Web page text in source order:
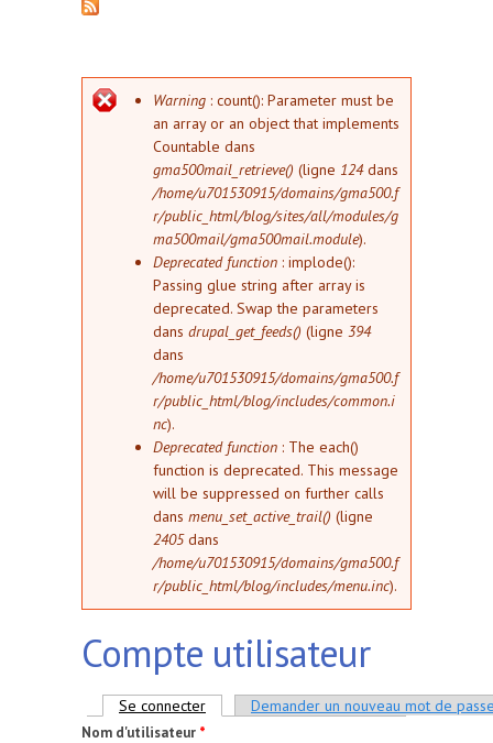
Message d'erreur
Warning : count(): Parameter must be
an array or an object that implements
Countable dans
gma500mail_retrieve() (ligne 124dans
/home/u701530915/domains/gma500.f
r/public_html/blog/sites/all/modules/g
ma500mail/gma500mail.module).
Deprecated function : implode():
Passing glue string after array is
deprecated. Swap the parameters
dans drupal_get_feeds() (ligne 394
dans
/home/u701530915/domains/gma500.f
r/public_html/blog/includes/common.i
nc).
Deprecated function : The each()
function is deprecated. This message
will be suppressed on further calls
dans menu_set_active_trail() (ligne
2405dans
/home/u701530915/domains/gma500.f
r/public_html/blog/includes/menu.inc).
Compte utilisateur
Onglets principaux
Se connecter (onglet actif)Demander un nouveau mot de
Nom d'utilisateur *